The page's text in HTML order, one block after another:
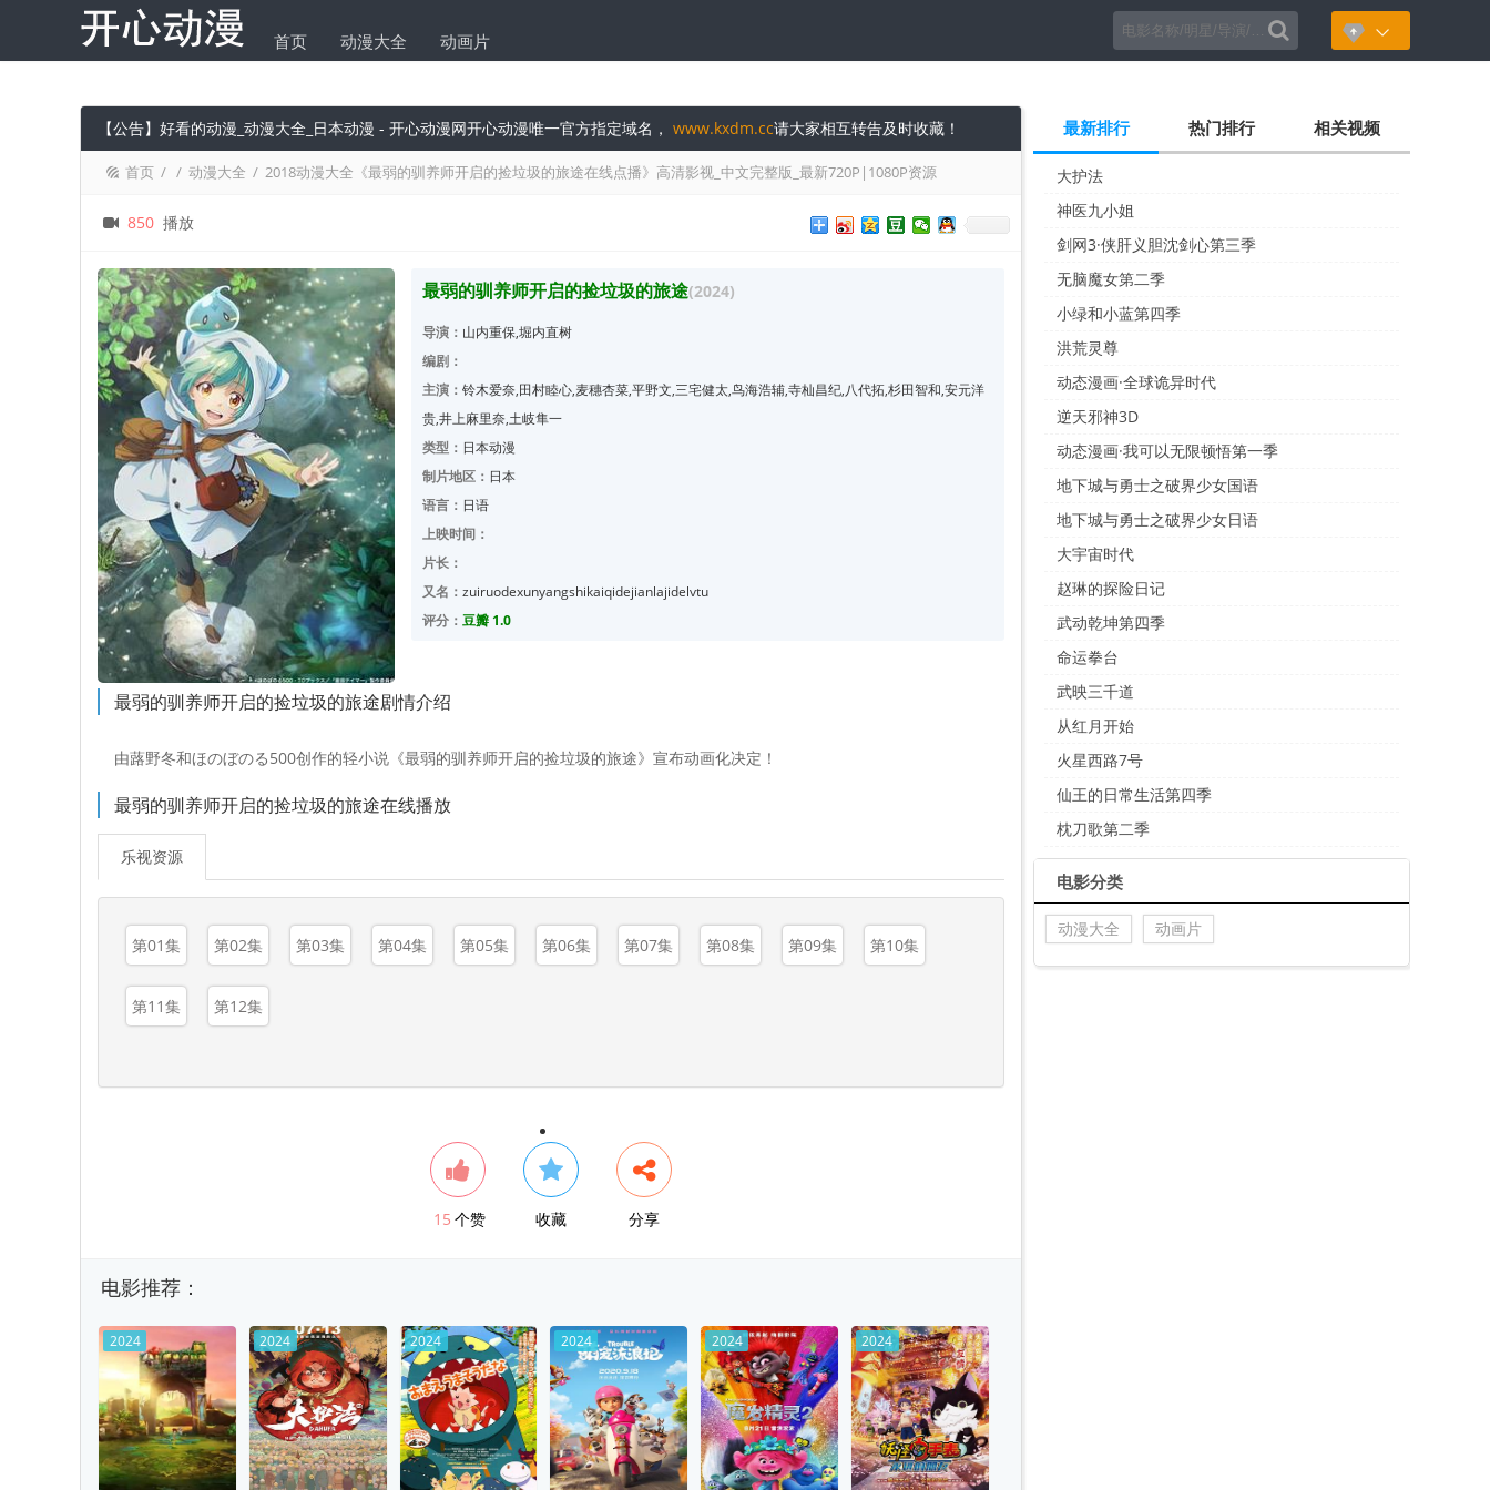
首页 动漫大全 动画片
求片

【公告】好看的动漫_动漫大全_日本动漫 - 开心动漫网开心动漫唯一官方指定域名， www.kxdm.cc请大家相互转告及时收藏！
首页 / / 动漫大全 / 2018动漫大全《最弱的驯养师开启的捡垃圾的旅途在线点播》高清影视_中文完整版_最新720P|1080P资源
850 播放
最弱的驯养师开启的捡垃圾的旅途(2024)
导演： 山内重保,堀内直树
编剧：
主演： 铃木爱奈,田村睦心,麦穗杏菜,平野文,三宅健太,鸟海浩辅,寺杣昌纪,八代拓,杉田智和,安元洋
贵,井上麻里奈,土岐隼一
类型： 日本动漫
制片地区： 日本
语言： 日语
上映时间：
片长：
又名： zuiruodexunyangshikaiqidejianlajidelvtu
评分： 豆瓣 1.0
最弱的驯养师开启的捡垃圾的旅途剧情介绍
由蕗野冬和ほのぼのる500创作的轻小说《最弱的驯养师开启的捡垃圾的旅途》宣布动画化决定！
最弱的驯养师开启的捡垃圾的旅途在线播放
乐视资源
第01集 第02集 第03集 第04集 第05集 第06集 第07集 第08集 第09集 第10集
第11集 第12集
15 个赞 收藏 分享
电影推荐：
2024 2024 2024 2024 2024 2024
最新排行 热门排行 相关视频
大护法
神医九小姐
剑网3·侠肝义胆沈剑心第三季
无脑魔女第二季
小绿和小蓝第四季
洪荒灵尊
动态漫画·全球诡异时代
逆天邪神3D
动态漫画·我可以无限顿悟第一季
地下城与勇士之破界少女国语
地下城与勇士之破界少女日语
大宇宙时代
赵琳的探险日记
武动乾坤第四季
命运拳台
武映三千道
从红月开始
火星西路7号
仙王的日常生活第四季
枕刀歌第二季
电影分类
动漫大全 动画片